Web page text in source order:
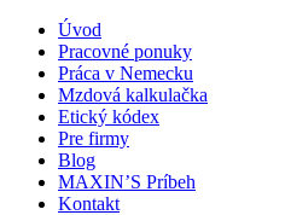
Úvod
Pracovné ponuky
Práca v Nemecku
Mzdová kalkulačka
Etický kódex
Pre firmy
Blog
MAXIN’S Príbeh
Kontakt